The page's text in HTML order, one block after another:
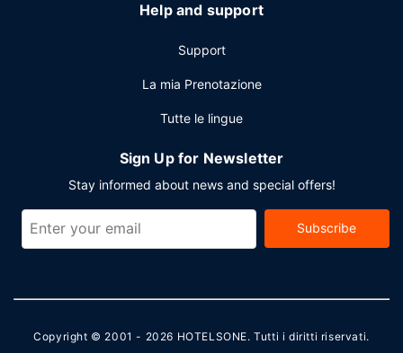
Help and support
Support
La mia Prenotazione
Tutte le lingue
Sign Up for Newsletter
Stay informed about news and special offers!
Subscribe
Copyright © 2001 - 2026 HOTELSONE. Tutti i diritti riservati.